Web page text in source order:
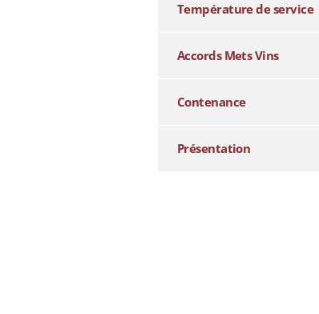
Température de service
Accords Mets Vins
Contenance
Présentation